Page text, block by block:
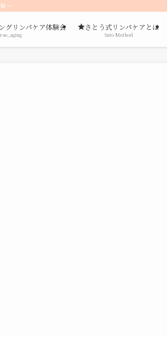
〜
グリンパケア体験会 さとう式リンパケアとは
Sato Method